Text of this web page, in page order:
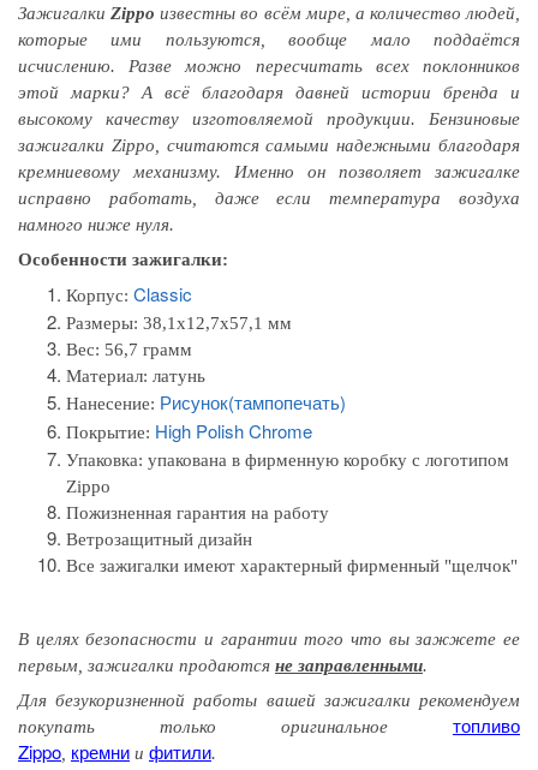
ЗажигалкиZippo известны во всём мире, а количество людей,
которые ими пользуются, вообще мало поддаётся
исчислению. Разве можно пересчитать всех поклонников
этой марки? А всё благодаря давней истории бренда и
высокому качеству изготовляемой продукции. Бензиновые
зажигалки Zippo, считаются самыми надежными благодаря
кремниевому механизму. Именно он позволяет зажигалке
исправно работать, даже если температура воздуха
намного ниже нуля.
Особенности зажигалки:
Корпус: Classic
Размеры: 38,1x12,7x57,1 мм
Вес: 56,7 грамм
Материал: латунь
Нанесение: Рисунок(тампопечать)
Покрытие: High Polish Chrome
Упаковка: упакована в фирменную коробку с логотипом
Zippo
Пожизненная гарантия на работу
Ветрозащитный дизайн
Все зажигалки имеют характерный фирменный "щелчок"
В целях безопасности и гарантии того что вызажжете ее
первым , зажигалки продаются не заправленными.
Для безукоризненной работы вашей зажигалки рекомендуем
покупать только оригинальное топливо
Zippo кремни и фитили.